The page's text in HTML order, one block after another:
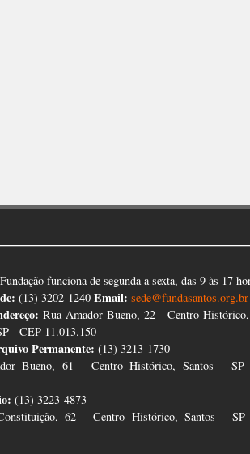
funciona de segunda a sexta, das 9 às 17
(13) 3202-1240 Email: sede@fundasantos.org.br
Rua Amador Bueno, 22 - Centro
- CEP 11.013.150
Permanente: (13) 3213-1730
Bueno, 61 - Centro Histórico, Santos -
(13) 3223-4873
62 - Centro Histórico, Santos -